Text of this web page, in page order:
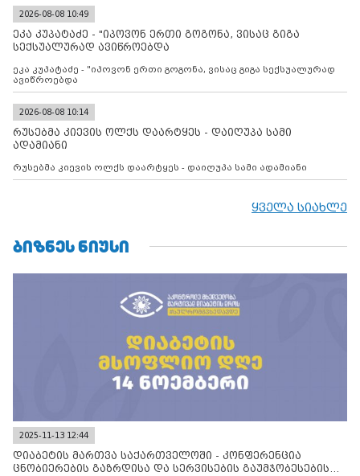
კონტროლს ოკუპირებულ რეგიონებში, აგრძელებს მათი
მილიტარიზაციის პროცესს და აქტიურად დგამს ნაბიჯებს მათი
ფაქტობრივი ანექსიისკენ
2026-08-08 10:49
ეკა კუპატაძე - "იპოვონ ერთი გოგონა, ვისაც გიგა
სექსუალურად ავიწროებდა
ეკა კუპატაძე - "იპოვონ ერთი გოგონა, ვისაც გიგა სექსუალურად
ავიწროებდა
2026-08-08 10:14
რუსებმა კიევის ოლქს დაარტყეს - დაიღუპა სამი
ადამიანი
რუსებმა კიევის ოლქს დაარტყეს - დაიღუპა სამი ადამიანი
ყველა სიახლე
ᲑᲘᲖᲜᲔᲡ ᲜᲘᲣᲡᲘ
2025-11-13 12:44
დიაბეტის მართვა საქართველოში - კონფერენცია
ცნობიერების გაზრდისა და სერვისების გაუმჯობესების